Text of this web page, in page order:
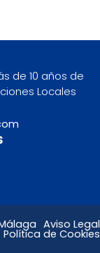
de 10 años de
Locales
Aviso Legal
Política de Cookies